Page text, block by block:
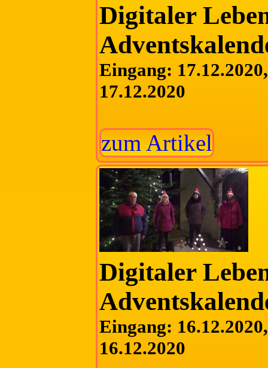
Digitaler
Eingang:
17.12.2020
zum Artikel
Digitaler
Eingang:
16.12.2020